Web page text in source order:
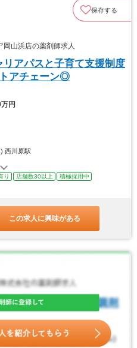
保存する
山浜店の薬剤師求人
リアパスと子育て支援制度
アチェーン◎
円
西川原駅
り 店舗数30以上
積極採用中
この求人に興味がある